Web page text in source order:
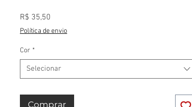
R$ 35,50
Política de envio
Cor *
Selecionar
Comprar